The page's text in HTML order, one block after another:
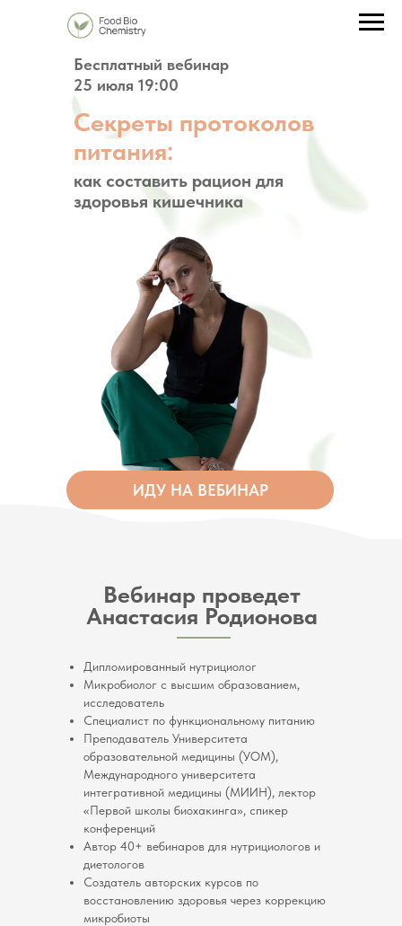
ИДУ НА ВЕБИНАР
Бесплатный вебинар
25 июля 19:00
Главная / Программы /Интенсив Здоровый кишечник - здоровый детокс
как составить рацион для
здоровья кишечника
Секреты протоколов
питания:
Вебинар проведет
Анастасия Родионова
Дипломированный нутрициолог
Микробиолог с высшим образованием,
исследователь
Специалист по функциональному питанию
Преподаватель Университета
образовательной медицины (УОМ),
Международного университета
интегративной медицины (МИИН), лектор
«Первой школы биохакинга», спикер
конференций
Автор 40+ вебинаров для нутрициологов и
диетологов
Создатель авторских курсов по
восстановлению здоровья через коррекцию
микробиоты